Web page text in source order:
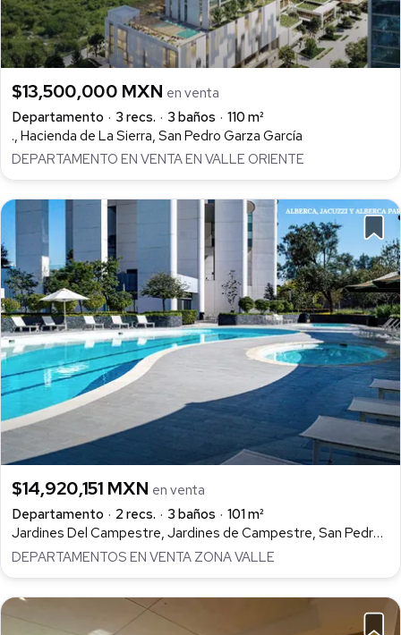
$13,500,000 MXN en venta
Departamento
3 recs. 3 baños
110 m²
., Hacienda de La Sierra, San Pedro Garza García
DEPARTAMENTO EN VENTA EN VALLE ORIENTE
$14,920,151 MXN en venta
Departamento
2 recs. 3 baños
101 m²
Jardines Del Campestre, Jardines de Campestre, San Pedro Garza García
DEPARTAMENTOS EN VENTA ZONA VALLE